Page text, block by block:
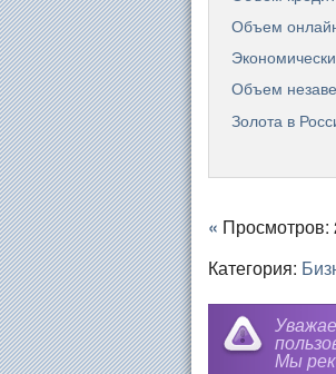
Объем
Объем
Золота в
« Просмотров:
Категория:
Мы